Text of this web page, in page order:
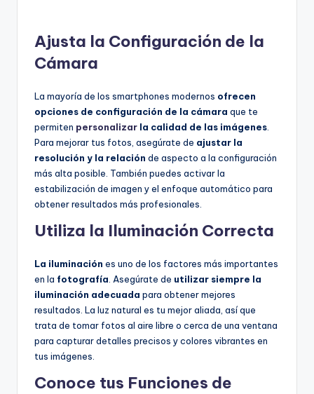
Ajusta la Configuración de la
Cámara
La mayoría de los smartphones modernos ofrecen
opciones de configuración de la cámara que te
permiten personalizar la calidad de las imágenes
Para mejorar tus fotos, asegúrate de ajustar la
resolución y la relación de aspecto a la configuración
más alta posible. También puedes activar la
estabilización de imagen y el enfoque automático para
obtener resultados más profesionales.
Utiliza la Iluminación Correcta
La iluminación es uno de los factores más importantes
en la fotografía . Asegúrate de utilizar siempre la
iluminación adecuada para obtener mejores
resultados. La luz natural es tu mejor aliada, así que
trata de tomar fotos al aire libre o cerca de una ventana
para capturar detalles precisos y colores vibrantes en
tus imágenes.
Conoce tus Funciones de